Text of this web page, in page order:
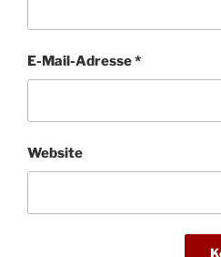
E-Mail-Adresse*
Website